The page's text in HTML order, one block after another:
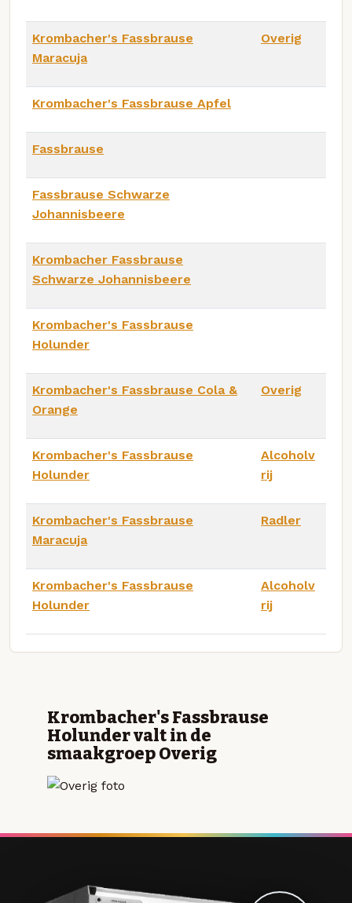
Krombacher's Fassbrause
Maracuja
Overig
Krombacher's Fassbrause Apfel
Fassbrause
Fassbrause Schwarze
Johannisbeere
Krombacher Fassbrause
Schwarze Johannisbeere
Krombacher's Fassbrause
Holunder
Krombacher's Fassbrause Cola &
Orange
Overig
Krombacher's Fassbrause
Holunder
Alcoholv
rij
Krombacher's Fassbrause
Maracuja
Radler
Krombacher's Fassbrause
Holunder
Alcoholv
rij
Krombacher's Fassbrause
Holunder valt in de
smaakgroep Overig